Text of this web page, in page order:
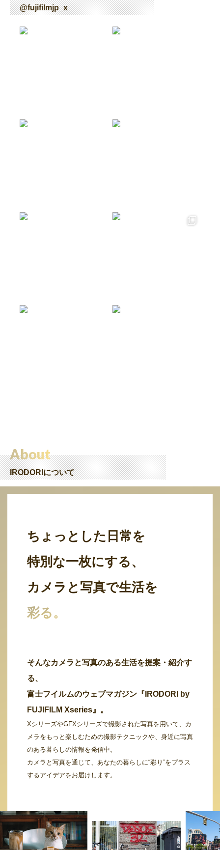
@fujifilmjp_x
About
IRODORIについて
ちょっとした日常を
特別な一枚にする、
カメラと写真で生活を
彩る。
そんなカメラと写真のある生活を提案・紹介す
る、
富士フイルムのウェブマガジン『IRODORI by
FUJIFILM Xseries』。
XシリーズやGFXシリーズで撮影された写真を用いて、カ
メラをもっと楽しむための撮影テクニックや、身近に写真
のある暮らしの情報を発信中。
カメラと写真を通じて、あなたの暮らしに“彩り”をプラス
するアイデアをお届けします。